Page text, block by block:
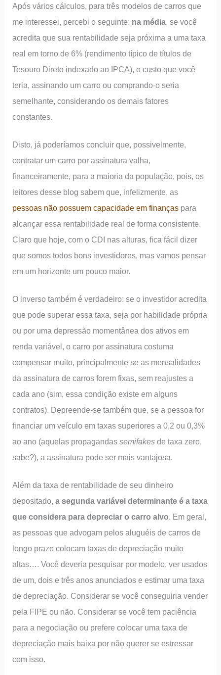
Após vários cálculos, para três modelos de carros que
me interessei, percebi o seguinte: na média, se você
acredita que sua rentabilidade seja próxima a uma taxa
real em torno de 6% (rendimento típico de títulos de
Tesouro Direto indexado ao IPCA), o custo que você
teria, assinando um carro ou comprando-o seria
semelhante, considerando os demais fatores
constantes.
Disto, já poderíamos concluir que, possivelmente,
contratar um carro por assinatura valha,
financeiramente, para a maioria da população, pois, os
leitores desse blog sabem que, infelizmente, as
pessoas não possuem capacidade em finanças para
alcançar essa rentabilidade real de forma consistente.
Claro que hoje, com o CDI nas alturas, fica fácil dizer
que somos todos bons investidores, mas vamos pensar
em um horizonte um pouco maior.
O inverso também é verdadeiro: se o investidor acredita
que pode superar essa taxa, seja por habilidade própria
ou por uma depressão momentânea dos ativos em
renda variável, o carro por assinatura costuma
compensar muito, principalmente se as mensalidades
da assinatura de carros forem fixas, sem reajustes a
cada ano (sim, essa condição existe em alguns
contratos). Depreende-se também que, se a pessoa for
financiar um veículo em taxas superiores a 0,2 ou 0,3%
ao ano (aquelas propagandassemifakes de taxa zero,
sabe?), a assinatura pode ser mais vantajosa.
Além da taxa de rentabilidade de seu dinheiro
depositado,a segunda variável determinante é a taxa
que considera para depreciar o carro alvo . Em geral,
as pessoas que advogam pelos aluguéis de carros de
longo prazo colocam taxas de depreciação muito
altas…. Você deveria pesquisar por modelo, ver usados
de um, dois e três anos anunciados e estimar uma taxa
de depreciação. Considerar se você conseguiria vender
pela FIPE ou não. Considerar se você tem paciência
para a negociação ou prefere colocar uma taxa de
depreciação mais baixa por não querer se estressar
com isso.